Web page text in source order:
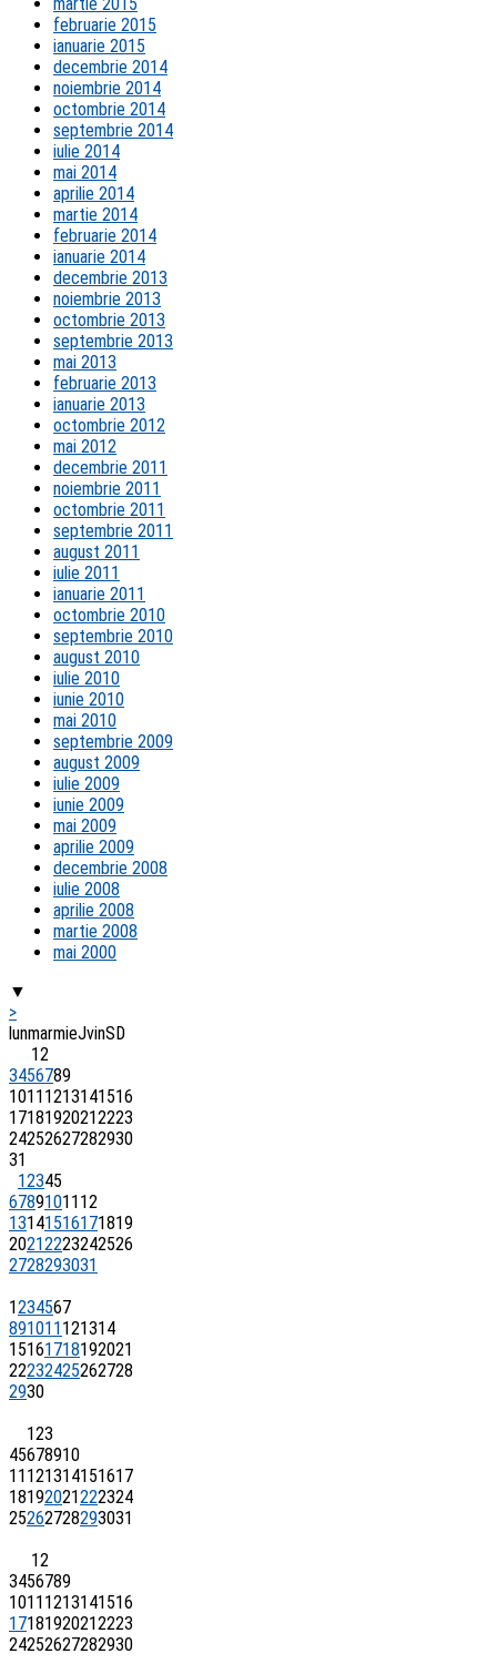
februarie 2015
ianuarie 2015
decembrie 2014
noiembrie 2014
octombrie 2014
septembrie 2014
iulie 2014
mai 2014
aprilie 2014
martie 2014
februarie 2014
ianuarie 2014
decembrie 2013
noiembrie 2013
octombrie 2013
septembrie 2013
mai 2013
februarie 2013
ianuarie 2013
octombrie 2012
mai 2012
decembrie 2011
noiembrie 2011
octombrie 2011
septembrie 2011
august 2011
iulie 2011
ianuarie 2011
octombrie 2010
septembrie 2010
august 2010
iulie 2010
iunie 2010
mai 2010
septembrie 2009
august 2009
iulie 2009
iunie 2009
mai 2009
aprilie 2009
decembrie 2008
iulie 2008
aprilie 2008
martie 2008
mai 2000
▼
>
lunmarmieJvinSD
12
3456789
10111213141516
17181920212223
24252627282930
31
12345
6789101112
13141516171819
20212223242526
2728293031
1234567
891011121314
15161718192021
22232425262728
2930
123
45678910
11121314151617
18192021222324
25262728293031
12
3456789
10111213141516
17181920212223
24252627282930